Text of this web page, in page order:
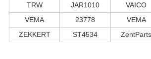
TRW
JAR1010 VAICO
VEMA
23778 VEMA
ZEKKERT
ST4534 ZentParts